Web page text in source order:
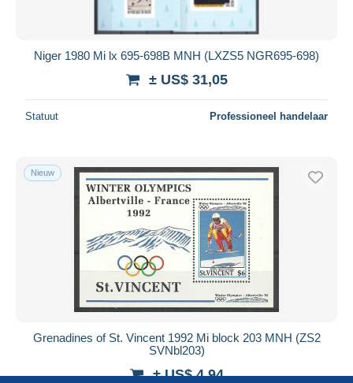
Niger 1980 Mi lx 695-698B MNH (LXZS5 NGR695-698)
± US$ 31,05
Statuut Professioneel handelaar
Nieuw
Grenadines of St. Vincent 1992 Mi block 203 MNH (ZS2
SVNbl203)
± US$ 4,94